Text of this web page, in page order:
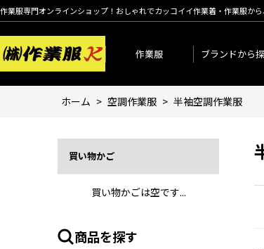
作業服専門オンラインショップ！おしゃれでカッコイイ作業着・作業服か
作業服 ブランドから
ホーム > 空調作業服 > 半袖空調作業服
買い物かご
買い物かごは空です...
商品を探す